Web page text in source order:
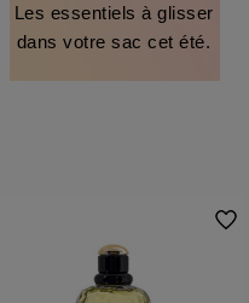
Les essentiels à glisser
dans votre sac cet été.